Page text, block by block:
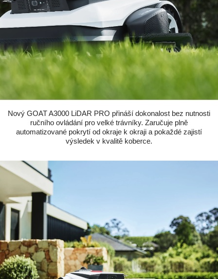
Nový GOAT A3000 LiDAR PRO přináší dokonalost bez nutnosti
ručního ovládání pro velké trávníky. Zaručuje plně
automatizované pokrytí od okraje k okraji a pokaždé zajistí
výsledek v kvalitě koberce.